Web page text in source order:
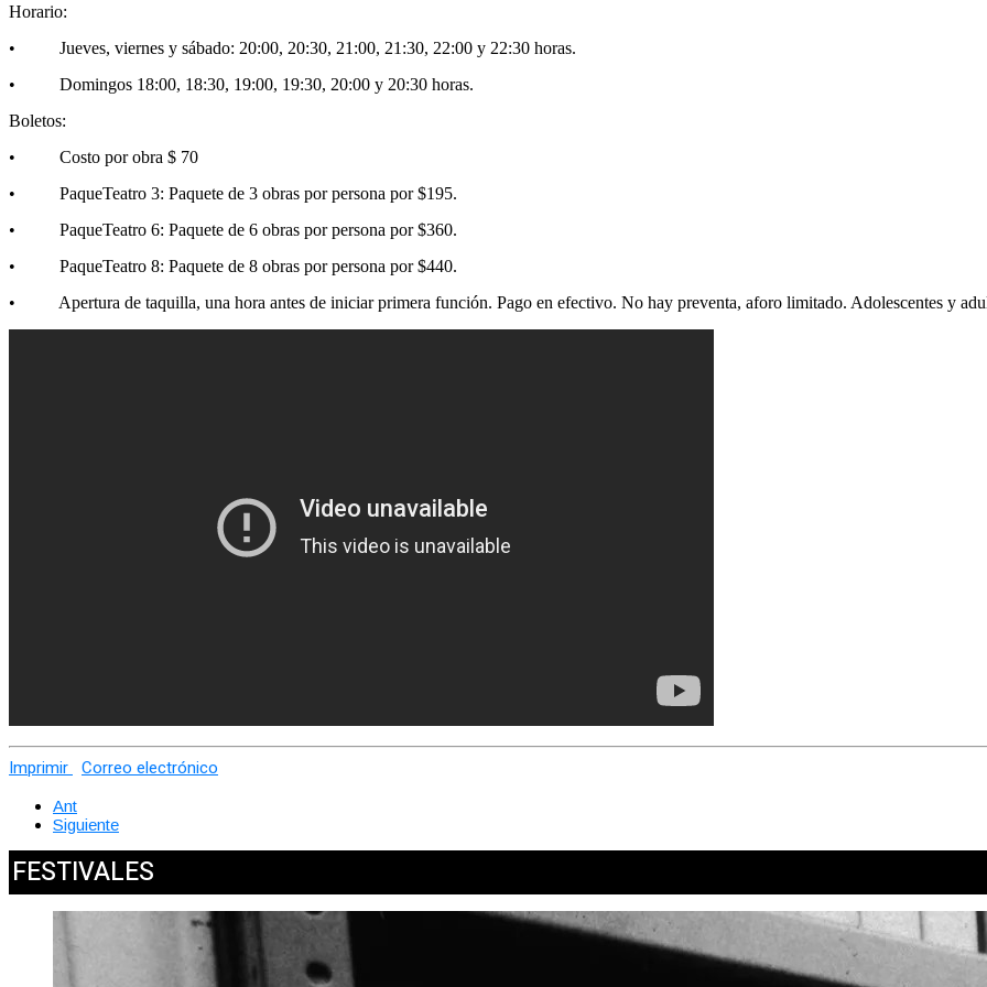
Horario:
• Jueves, viernes y sábado: 20:00, 20:30, 21:00, 21:30, 22:00 y 22:30 horas.
• Domingos 18:00, 18:30, 19:00, 19:30, 20:00 y 20:30 horas.
Boletos:
• Costo por obra $ 70
• PaqueTeatro 3: Paquete de 3 obras por persona por $195.
• PaqueTeatro 6: Paquete de 6 obras por persona por $360.
• PaqueTeatro 8: Paquete de 8 obras por persona por $440.
• Apertura de taquilla, una hora antes de iniciar primera función. Pago en efectivo. No hay preventa, aforo limitado. Adolescentes y
Imprimir Correo electrónico
Ant
Siguiente
FESTIVALES